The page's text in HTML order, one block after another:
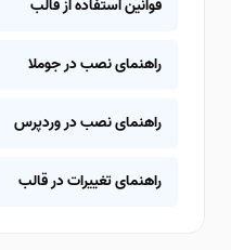
قوانین استفاده از قالب
راهنمای نصب در جوملا
راهنمای نصب در وردپرس
راهنمای تغییرات در قالب